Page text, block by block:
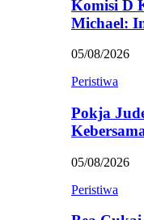
Komisi D
Michael:
05/08/2026
Peristiwa
Pokja
05/08/2026
Peristiwa